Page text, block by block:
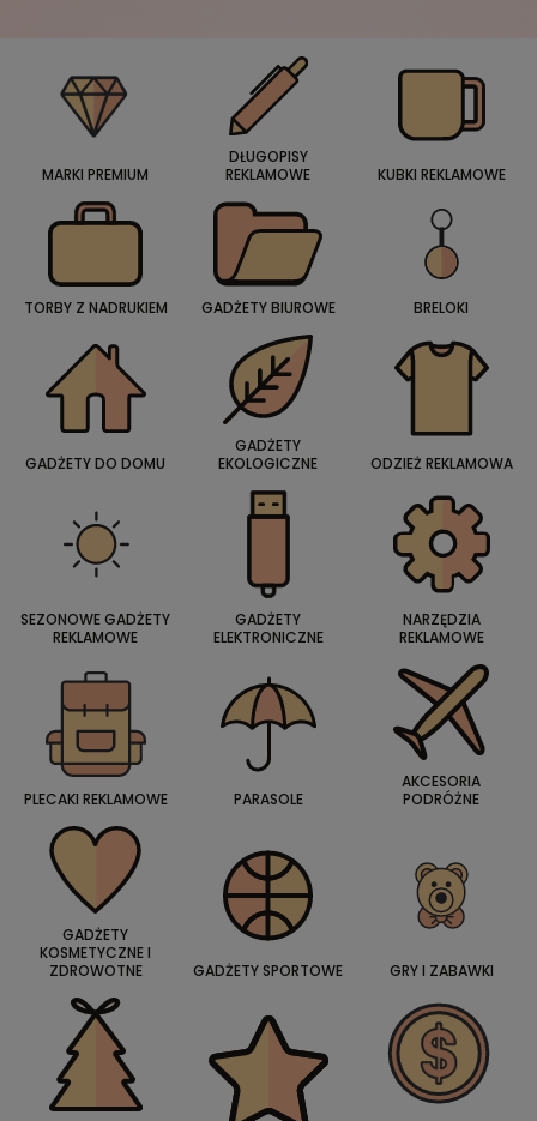
MARKI PREMIUM
DŁUGOPISY
REKLAMOWE
KUBKI REKLAMOWE
TORBY Z NADRUKIEM GADŻETY BIUROWE BRELOKI
GADŻETY DO DOMU
GADŻETY
EKOLOGICZNE
ODZIEŻ REKLAMOWA
SEZONOWE GADŻETY
REKLAMOWE
GADŻETY
ELEKTRONICZNE
NARZĘDZIA
REKLAMOWE
PLECAKI REKLAMOWE PARASOLE
AKCESORIA
PODRÓŻNE
GADŻETY
KOSMETYCZNE I
ZDROWOTNE
GADŻETY SPORTOWE GRY I ZABAWKI